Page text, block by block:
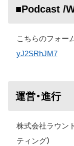
■Podcast /
こちらのフォー
yJ2SRhJM7
運営・進行
株式会社ラウン
ティング）